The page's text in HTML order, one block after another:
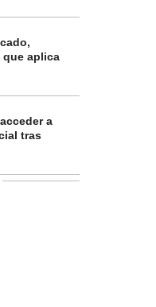
aplica
a
tras